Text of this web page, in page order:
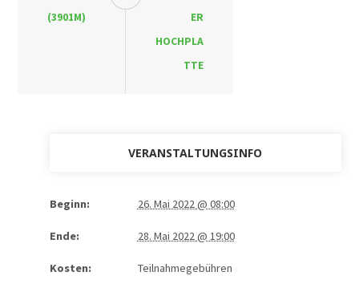
(3901M)
ER
HOCHPLA
TTE
VERANSTALTUNGSINFO
Beginn: 26. Mai 2022 @ 08:00
Ende: 28. Mai 2022 @ 19:00
Kosten: Teilnahmegebühren